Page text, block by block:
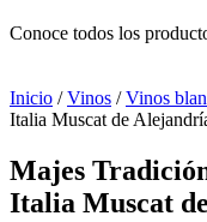
Conoce todos los
Inicio /Vinos /Vinos
Italia Muscat de
Majes
Italia Muscat